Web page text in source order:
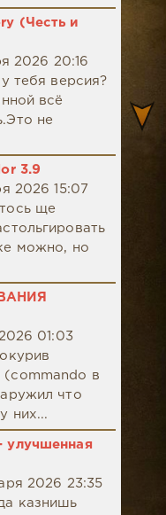
(Честь и
2026 20:16
тебя версия?
всё
не
3.9
2026 15:07
ще
можно, но
01:03
в
что
них...
улучшенная
2026 23:35
казнишь